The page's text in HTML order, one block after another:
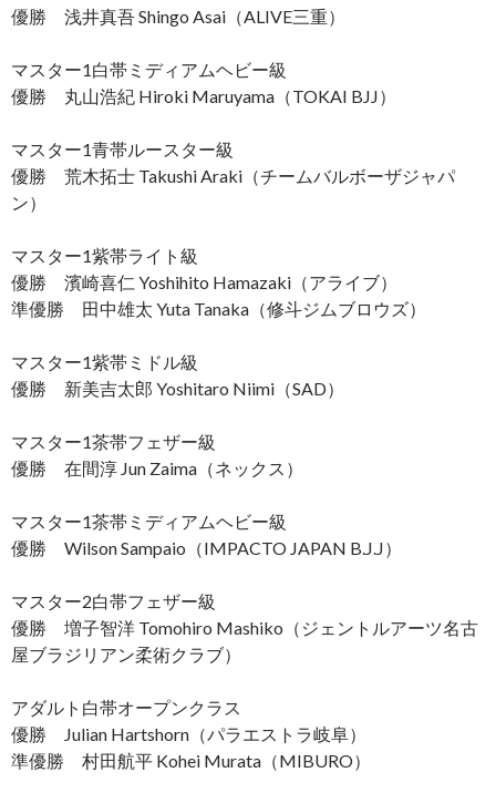
優勝 浅井真吾 Shingo Asai（ALIVE三重）
マスター1白帯ミディアムヘビー級
優勝 丸山浩紀 Hiroki Maruyama（TOKAI BJJ）
マスター1青帯ルースター級
優勝 荒木拓士 Takushi Araki（チームバルボーザジャパ
ン）
マスター1紫帯ライト級
優勝 濱崎喜仁 Yoshihito Hamazaki（アライブ）
準優勝 田中雄太 Yuta Tanaka（修斗ジムブロウズ）
マスター1紫帯ミドル級
優勝 新美吉太郎 Yoshitaro Niimi（SAD）
マスター1茶帯フェザー級
優勝 在間淳 Jun Zaima（ネックス）
マスター1茶帯ミディアムヘビー級
優勝 Wilson Sampaio（IMPACTO JAPAN B.J.J）
マスター2白帯フェザー級
優勝 増子智洋 Tomohiro Mashiko（ジェントルアーツ名古
屋ブラジリアン柔術クラブ）
アダルト白帯オープンクラス
優勝 Julian Hartshorn（パラエストラ岐阜）
準優勝 村田航平 Kohei Murata（MIBURO）